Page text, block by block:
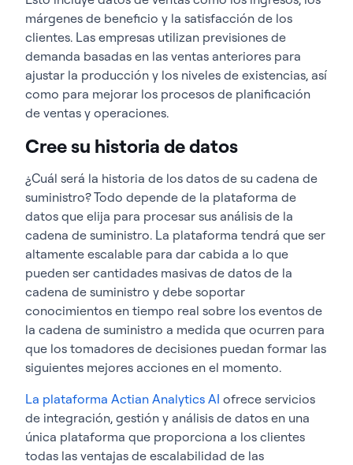
márgenes de beneficio y la satisfacción de los
clientes. Las empresas utilizan previsiones de
demanda basadas en las ventas anteriores para
ajustar la producción y los niveles de existencias, así
como para mejorar los procesos de planificación
de ventas y operaciones.
Cree su historia de datos
¿Cuál será la historia de los datos de su cadena de
suministro? Todo depende de la plataforma de
datos que elija para procesar sus análisis de la
cadena de suministro. La plataforma tendrá que ser
altamente escalable para dar cabida a lo que
pueden ser cantidades masivas de datos de la
cadena de suministro y debe soportar
conocimientos en tiempo real sobre los eventos de
la cadena de suministro a medida que ocurren para
que los tomadores de decisiones puedan formar las
siguientes mejores acciones en el momento.
La plataforma Actian Analytics AI ofrece servicios
de integración, gestión y análisis de datos en una
única plataforma que proporciona a los clientes
todas las ventajas de escalabilidad de las